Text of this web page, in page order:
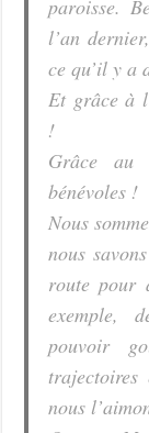
paroisse.
l’an
ce qu’il y a
Et grâce à
!
Grâce au
bénévoles !
Nous
nous
route pour
exemple,
pouvoir
nous